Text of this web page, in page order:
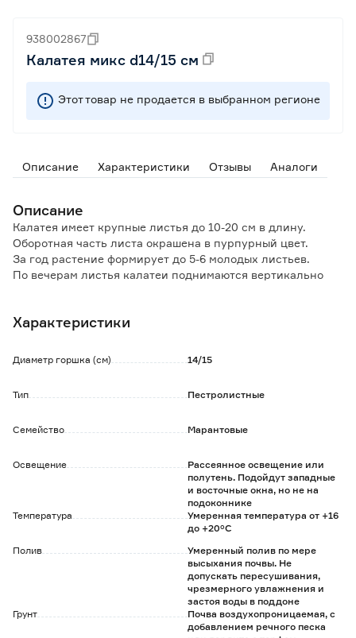
938002867
Калатея микс d14/15 см
Этот товар не продается в выбранном регионе
Описание Характеристики Отзывы Аналоги
Описание
Калатея имеет крупные листья до 10-20 см в длину.
Оборотная часть листа окрашена в пурпурный цвет.
За год растение формирует до 5-6 молодых листьев.
По вечерам листья калатеи поднимаются вертикально
регулярно опрыскивать.
сквозняков.
Характеристики
Диаметр горшка (см) 14/15
Тип Пестролистные
Семейство Марантовые
Освещение
Рассеянное освещение или
полутень. Подойдут западные
и восточные окна, но не на
подоконнике
Температура
Умеренная температура от +16
до +20°C
Полив
Умеренный полив по мере
высыхания почвы. Не
допускать пересушивания,
чрезмерного увлажнения и
застоя воды в поддоне
Грунт
Почва воздухопроницаемая, с
добавлением речного песка